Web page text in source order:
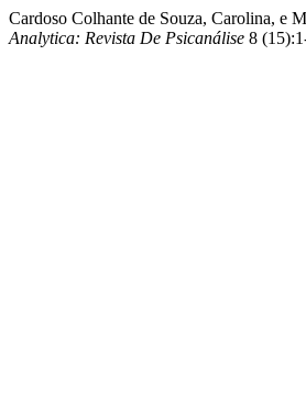
Cardoso Colhante de Souza, Carolina, e
Analytica: Revista De Psicanálise 8